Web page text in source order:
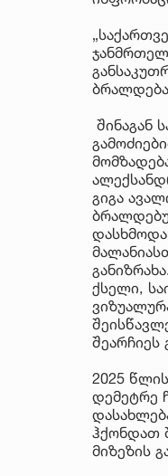
შინაგან
გიგა
დასხმოდა
ქსელი,
2025
დემეტრე
ჰქონდათ
მიზეზის